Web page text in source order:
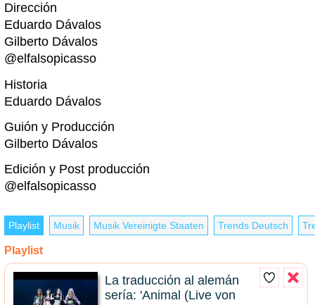
Dirección
Eduardo Dávalos
Gilberto Dávalos
@elfalsopicasso
Historia
Eduardo Dávalos
Guión y Producción
Gilberto Dávalos
Edición y Post producción
@elfalsopicasso
Playlist Musik Musik Vereinigte Staaten Trends Deutsch
Playlist
La traducción al alemán
sería: 'Animal (Live von